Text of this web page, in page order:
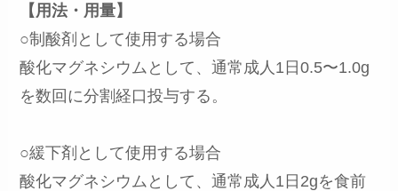
【用法・用量】
○制酸剤として使用する場合
酸化マグネシウムとして、通常成人1日0.5〜1.0g
を数回に分割経口投与する。
○緩下剤として使用する場合
酸化マグネシウムとして、通常成人1日2gを食前